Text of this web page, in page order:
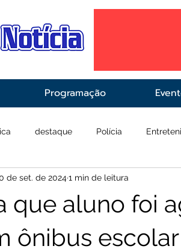
Programação
destaque Polícia
Saúde
que aluno foi
ônibus
de set. de 20241 min de leitura